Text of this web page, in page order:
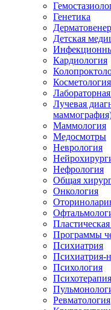
Генетика
Детская
Кардиология
Косметология
Лучевая
Маммология
Медосмотры
Неврология
Нефрология
Общая
Онкология
Программы
Психиатрия
Психиатрия-
Психология
Психотерапия
Ревматология